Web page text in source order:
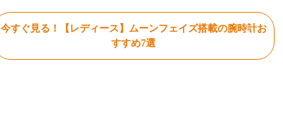
今すぐ見る！【レディース】ムーンフェイズ搭載の腕時計お
すすめ7選